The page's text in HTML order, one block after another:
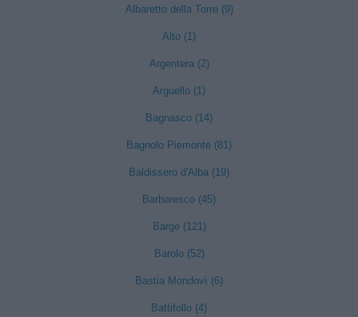
Albaretto della Torre (9)
Alto (1)
Argentera (2)
Arguello (1)
Bagnasco (14)
Bagnolo Piemonte (81)
Baldissero d'Alba (19)
Barbaresco (45)
Barge (121)
Barolo (52)
Bastia Mondovì (6)
Battifollo (4)